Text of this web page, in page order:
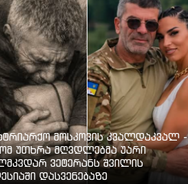
მოსკოვის კვალდაკვალ -
უთხრა მღვდლებმა უარი
ვეტერანს შვილის
დასვენებაზე